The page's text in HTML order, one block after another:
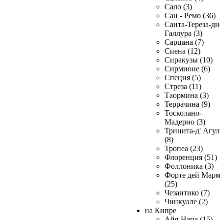
Сало (3)
Сан - Ремо (36)
Санта-Тереза-
Галлура (3)
Сарцана (7)
Сиена (12)
Сиракузы (10)
Сирмионе (6)
Специя (5)
Стреза (11)
Таормина (3)
Террачина (9)
Тосколано-
Мадерно (3)
Тринита-д'
(8)
Тропеа (23)
Флоренция (51)
Фоллоника (3)
Форте дей
(25)
Чезантико (7)
Чинкуале (2)
на Кипре